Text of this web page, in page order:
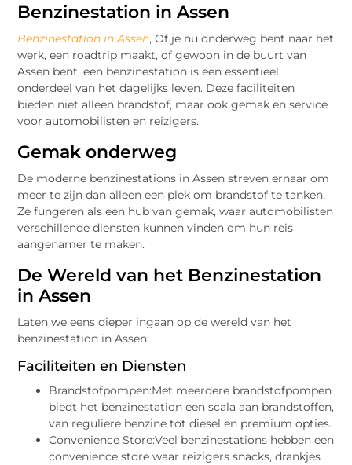
Benzinestation in Assen
Benzinestation in Assen, Of je nu onderweg bent naar het
werk, een roadtrip maakt, of gewoon in de buurt van
Assen bent, een benzinestation is een essentieel
onderdeel van het dagelijks leven. Deze faciliteiten
bieden niet alleen brandstof, maar ook gemak en service
voor automobilisten en reizigers.
Gemak onderweg
De moderne benzinestations in Assen streven ernaar om
meer te zijn dan alleen een plek om brandstof te tanken.
Ze fungeren als een hub van gemak, waar automobilisten
verschillende diensten kunnen vinden om hun reis
aangenamer te maken.
De Wereld van het Benzinestation
in Assen
Laten we eens dieper ingaan op de wereld van het
benzinestation in Assen:
Faciliteiten en Diensten
Brandstofpompen:Met meerdere brandstofpompen
biedt het benzinestation een scala aan brandstoffen,
van reguliere benzine tot diesel en premium opties.
Convenience Store:Veel benzinestations hebben een
convenience store waar reizigers snacks, drankjes